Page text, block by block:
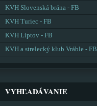
KVH Slovenská brána - FB
KVH Turiec - FB
KVH Liptov - FB
KVH a strelecký klub Vráble - FB
VYHĽADÁVANIE